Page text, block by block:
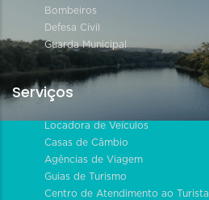
Bombeiros
Defesa Civil
Guarda Municipal
Serviços
Locadora de Veículos
Casas de Câmbio
Agências de Viagem
Guias de Turismo
Centro de Atendimento ao Turista